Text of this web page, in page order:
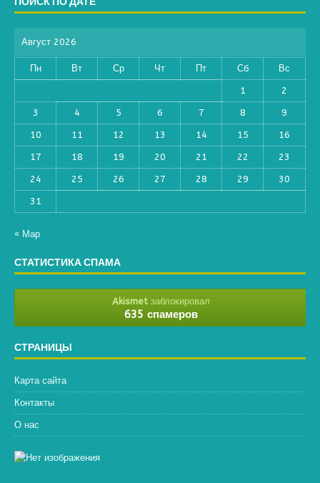
Август 2026
Пн Вт Ср Чт Пт Сб Вс
1 2
3 4 5 6 7 8 9
10 11 12 13 14 15 16
17 18 19 20 21 22 23
24 25 26 27 28 29 30
31
« Мар
СТАТИСТИКА СПАМА
Akismetзаблокировал
635 спамеров
СТРАНИЦЫ
Карта сайта
Контакты
О нас